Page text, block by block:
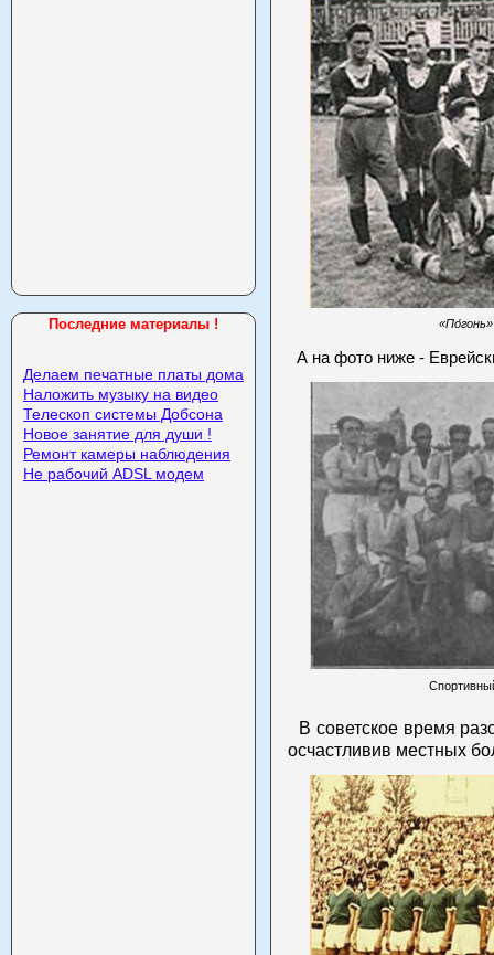
Последние материалы !
Делаем печатные платы дома
Наложить музыку на видео
Телескоп системы Добсона
Новое занятие для души !
Ремонт камеры наблюдения
Не рабочий ADSL модем
А на фото ниже -
В советское время
осчастливив местных